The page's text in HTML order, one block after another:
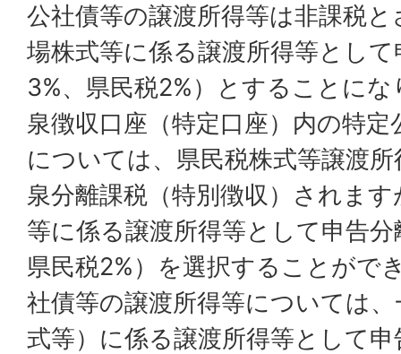
公社債等の譲渡所得等は非課税
場株式等に係る譲渡所得等とし
3%、県民税2%）とすることに
泉徴収口座（特定口座）内の特
については、県民税株式等譲渡
泉分離課税（特別徴収）されま
等に係る譲渡所得等として申告
県民税2%）を選択することがで
社債等の譲渡所得等については
式等）に係る譲渡所得等として